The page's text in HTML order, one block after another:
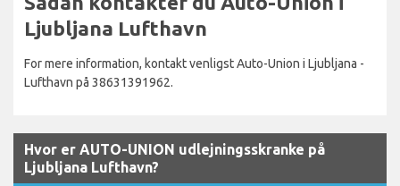
Ljubljana Lufthavn
For mere information, kontakt venligst Auto-Union i Ljubljana -
Lufthavn på 38631391962.
Hvor er AUTO-UNION udlejningsskranke på
Ljubljana Lufthavn?